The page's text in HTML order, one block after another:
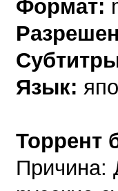
Формат:
Язык:
Торрент
Причина: